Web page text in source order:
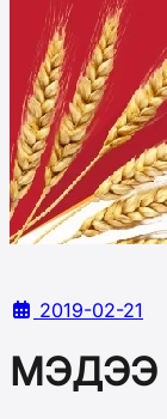
2019-02-21
МЭДЭЭ